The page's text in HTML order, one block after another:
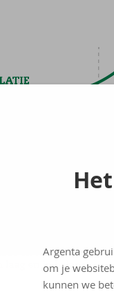
Argenta
om je
kunnen we